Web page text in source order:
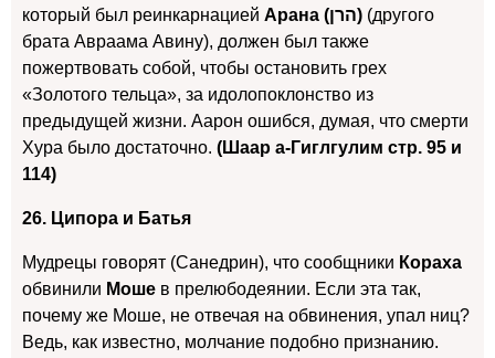
который был реинкарнацией
Арана (הרן) (другого
брата Авраама Авину), должен был также
пожертвовать собой, чтобы остановить грех
«Золотого тельца», за идолопоклонство из
предыдущей жизни. Аарон ошибся, думая, что смерти
Хура было достаточно. (Шаар а-Гиглгулим стр. 95 и
114)
26. Ципора и Батья
Мудрецы говорят (Санедрин), что сообщники Кораха
обвинили Моше в прелюбодеянии. Если эта так,
почему же Моше, не отвечая на обвинения, упал ниц?
Ведь, как известно, молчание подобно признанию.